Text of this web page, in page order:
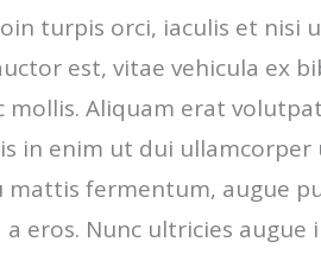
turpis orci, iaculis et nisi
est, vitae vehicula ex
Aliquam erat
in enim ut dui ullamcorper
fermentum, augue
eros. Nunc ultricies augue